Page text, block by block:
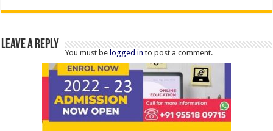
Leave a Reply
You must belogged in to post a comment.